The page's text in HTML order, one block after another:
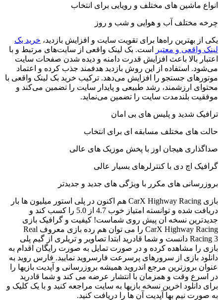
انواع ماشین های مختلف و رویایی برای انتخاب
چرخه مختلف آب و هوایی و شب و روز
یکی از بهترین راه‌ها برای تقویت سایت و افزایش بازدید، خرید بک
لینک واقعی و معتبر
است. بک لینک واقعی از سایت‌های مرتبط و با
اعتبار بالا باعث افزایش قدرت دامنه و دیده شدن صفحات سایت
می‌شود. استفاده از این روش بازدید هدفمند جذب کرده و اعتماد
موتورهای جستجو را افزایش می‌دهد. ترکیب خرید بک لینک واقعی با
محتوای ارزشمند، رشد طبیعی و پایدار سایت را تضمین می‌کند و
موفقیت بلندمدت سایت را تضمین می‌نماید.
ترافیک شدید و پلیس های بی امان
حالت های مختلف مسابقه ای برای انتخاب
صداگذاری هیجان اوز با پخش موزیک های عالی
گرافیک اچ دی با کنترلرهای بسیار عالی
بروزرسانی های مکرر با ویژگی های جدید و جدیدتر
بازی CarX Highway Racing هم اکنون در پلی استور میلیون ها بار
دریافت شده و توانسته امتیاز خوب 4.7 از 5.0 را کسب کند و
جدیدترین نسخه ان پیش روی شماست! کیفیت و گرافیک بازی
CarX Highway Racing را می توان هم رده بازی معروف Real
Racing 3 دانست و شما قادرید ابتدا تصاویر و تریلری از گیم پلی
بازی را مشاهده کرده و در صورت تمایل به صورت رایگان اقدام به
دانلود بازی از سرورهای پرسرعت فارسروید نمایید. فارس روید به
عنوان بروزترین مرجع اندروید همیشه بروزرسانی و آپدیت بازیها را
در اسرع وقت و همزمان با انتشار عرضه می کند و شما قادرید
برای دانلود اخرین نسخه بازیها به سایت مراجعه کنید و با یک کلیک و
به صورت نیم بها آپدیت آن ها را دریافت کنید.